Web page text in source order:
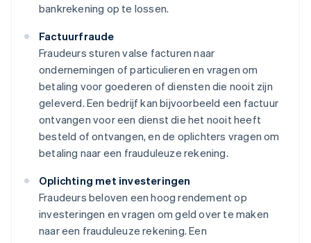
bankrekening op te lossen.
Factuurfraude
Fraudeurs sturen valse facturen naar
ondernemingen of particulieren en vragen om
betaling voor goederen of diensten die nooit zijn
geleverd. Een bedrijf kan bijvoorbeeld een factuur
ontvangen voor een dienst die het nooit heeft
besteld of ontvangen, en de oplichters vragen om
betaling naar een frauduleuze rekening.
Oplichting met investeringen
Fraudeurs beloven een hoog rendement op
investeringen en vragen om geld over te maken
naar een frauduleuze rekening. Een